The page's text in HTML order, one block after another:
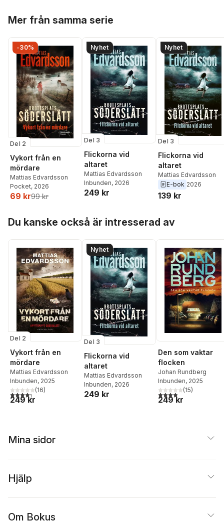
Mer från samma serie
-30%
Del 2
Vykort från en
mördare
Mattias Edvardsson
Pocket, 2026
69 kr99 kr
Nyhet
Del 3
Flickorna vid
altaret
Mattias Edvardsson
Inbunden, 2026
249 kr
Nyhet
Del 3
Flickorna vid
altaret
Mattias Edvardsson
E-bok 2026
139 kr
Du kanske också är intresserad av
Del 2
Vykort från en
mördare
Mattias Edvardsson
Inbunden, 2025
4,3utav 5 stjärnor. Totalt antal röster:
(16)
249 kr
Nyhet
Del 3
Flickorna vid
altaret
Mattias Edvardsson
Inbunden, 2026
249 kr
Den som vaktar
flocken
Johan Rundberg
Inbunden, 2025
3,9utav 5 stjärnor.
(15)
249 kr
Mina sidor
Hjälp
Om Bokus